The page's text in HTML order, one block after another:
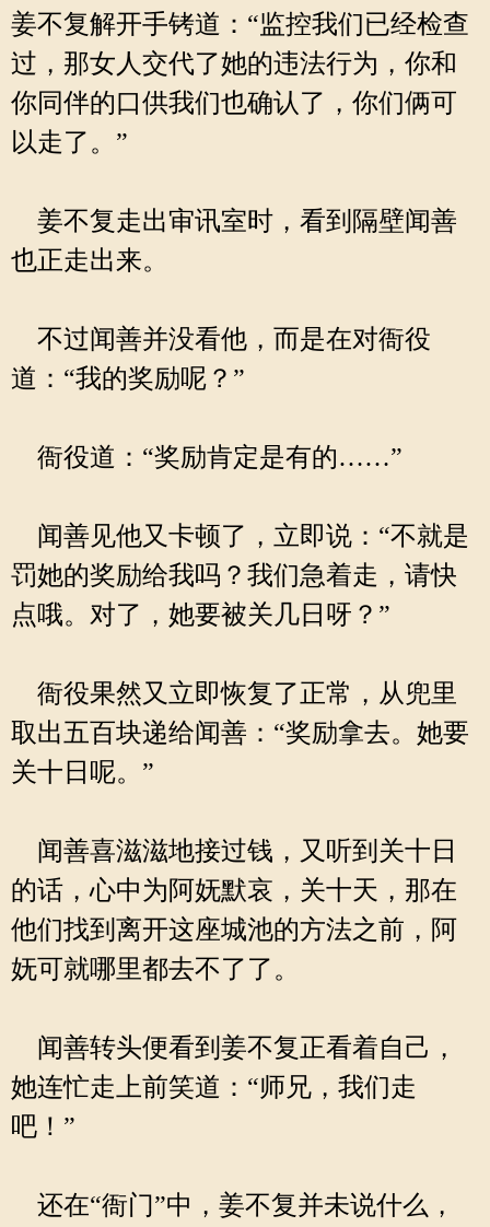
姜不复解开手铐道：“监控我们已经检查
过，那女人交代了她的违法行为，你和
你同伴的口供我们也确认了，你们俩可
以走了。”
姜不复走出审讯室时，看到隔壁闻善
也正走出来。
不过闻善并没看他，而是在对衙役
道：“我的奖励呢？”
衙役道：“奖励肯定是有的……”
闻善见他又卡顿了，立即说：“不就是
罚她的奖励给我吗？我们急着走，请快
点哦。对了，她要被关几日呀？”
衙役果然又立即恢复了正常，从兜里
取出五百块递给闻善：“奖励拿去。她要
关十日呢。”
闻善喜滋滋地接过钱，又听到关十日
的话，心中为阿妩默哀，关十天，那在
他们找到离开这座城池的方法之前，阿
妩可就哪里都去不了了。
闻善转头便看到姜不复正看着自己，
她连忙走上前笑道：“师兄，我们走
吧！”
还在“衙门”中，姜不复并未说什么，